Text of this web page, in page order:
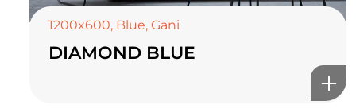
1200x600, Blue, Gani
DIAMOND BLUE